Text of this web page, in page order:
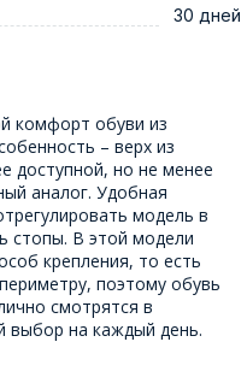
30 дней
комфорт обуви из
– верх из
доступной, но не менее
аналог. Удобная
модель в
стопы. В этой модели
крепления, то есть
поэтому обувь
смотрятся в
выбор на каждый день.